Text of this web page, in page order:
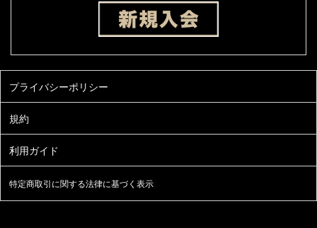
特定商取引に関する法律に基づく表示